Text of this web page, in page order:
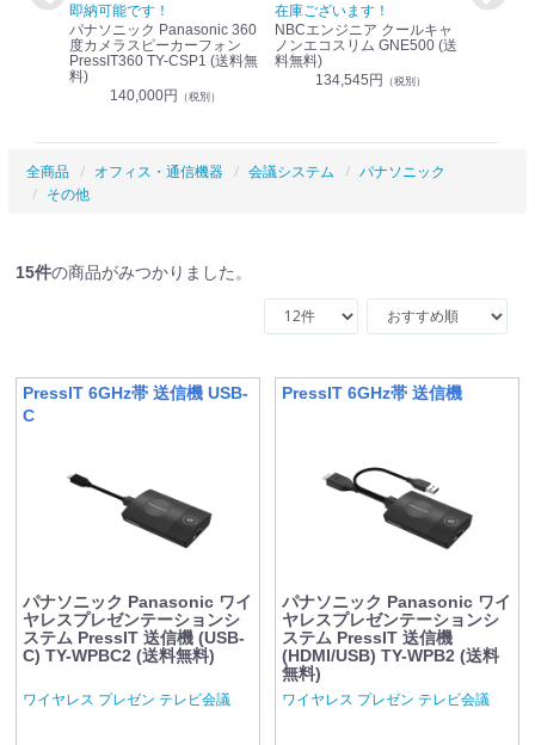
即納可能です！
パナソニック Panasonic 360
度カメラスピーカーフォン
PressIT360 TY-CSP1 (送料無
料)
140,000円 （税別）
在庫ございます！
NBCエンジニア クールキャ
ノンエコスリム GNE500 (送
料無料)
134,545円 （税別）
即納可
全商品 オフィス・通信機器 会議システム
パナソニック
その他
15件の商品がみつかりました。
PressIT 6GHz帯 送信機 USB-
C
パナソニック Panasonic ワイ
ヤレスプレゼンテーションシ
ステム PressIT 送信機 (USB-
C) TY-WPBC2 (送料無料)
ワイヤレス プレゼン テレビ会議
PressIT 6GHz帯 送信機
パナソニック Panasonic ワイ
ヤレスプレゼンテーションシ
ステム PressIT 送信機
(HDMI/USB) TY-WPB2 (送料
無料)
ワイヤレス プレゼン テレビ会議